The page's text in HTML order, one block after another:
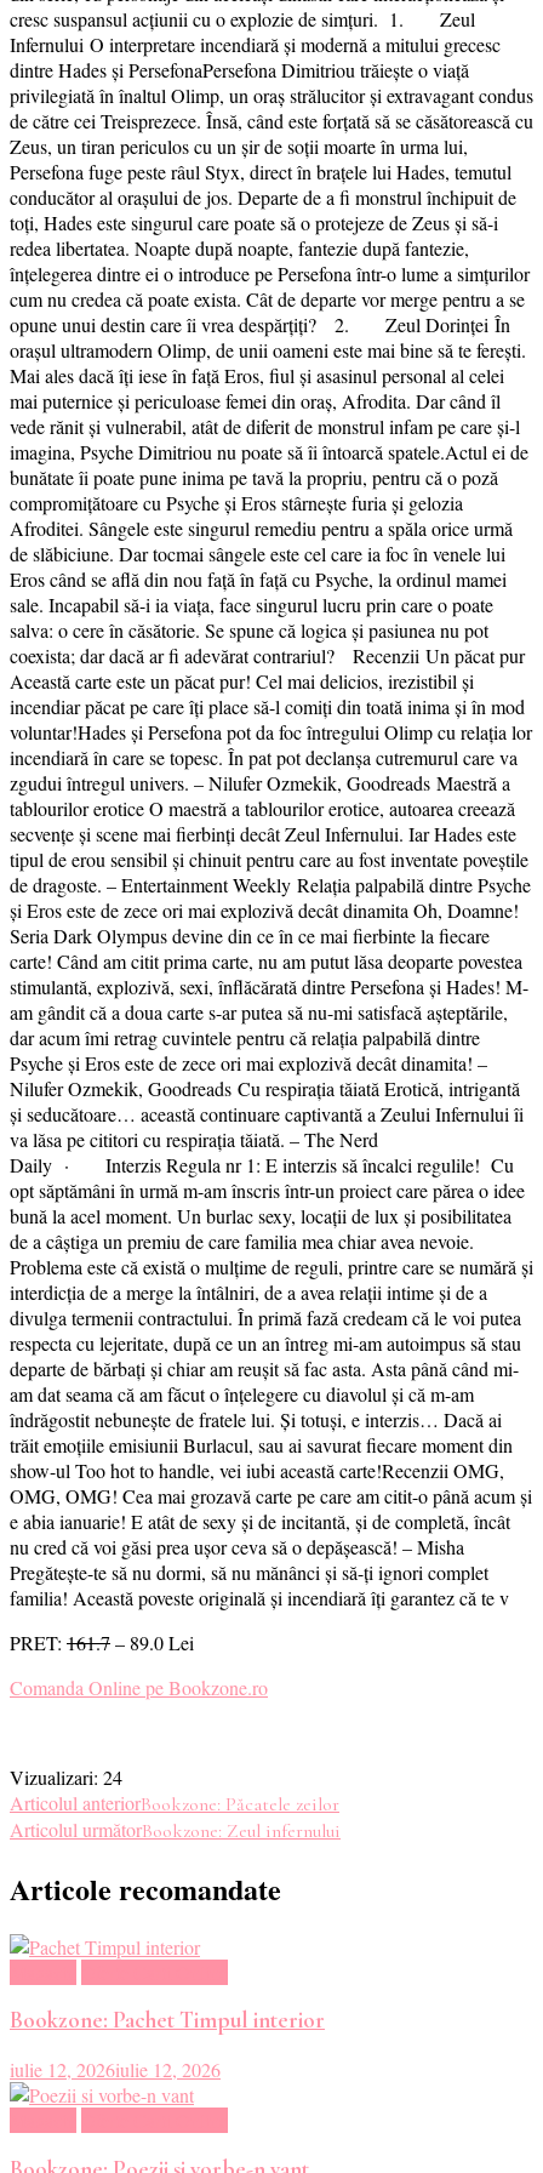
cresc suspansul acțiunii cu o explozie de simțuri. 1. Zeul
Infernului O interpretare incendiară și modernă a mitului grecesc
dintre Hades și PersefonaPersefona Dimitriou trăiește o viață
privilegiată în înaltul Olimp, un oraș strălucitor și extravagant condus
de către cei Treisprezece. Însă, când este forțată să se căsătorească cu
Zeus, un tiran periculos cu un șir de soții moarte în urma lui,
Persefona fuge peste râul Styx, direct în brațele lui Hades, temutul
conducător al orașului de jos. Departe de a fi monstrul închipuit de
toți, Hades este singurul care poate să o protejeze de Zeus și să-i
redea libertatea. Noapte după noapte, fantezie după fantezie,
înțelegerea dintre ei o introduce pe Persefona într-o lume a simțurilor
cum nu credea că poate exista. Cât de departe vor merge pentru a se
opune unui destin care îi vrea despărțiți? 2. Zeul Dorinței În
orașul ultramodern Olimp, de unii oameni este mai bine să te ferești.
Mai ales dacă îți iese în față Eros, fiul și asasinul personal al celei
mai puternice și periculoase femei din oraș, Afrodita. Dar când îl
vede rănit și vulnerabil, atât de diferit de monstrul infam pe care și-l
imagina, Psyche Dimitriou nu poate să îi întoarcă spatele.Actul ei de
bunătate îi poate pune inima pe tavă la propriu, pentru că o poză
compromițătoare cu Psyche și Eros stârnește furia şi gelozia
Afroditei. Sângele este singurul remediu pentru a spăla orice urmă
de slăbiciune. Dar tocmai sângele este cel care ia foc în venele lui
Eros când se află din nou față în față cu Psyche, la ordinul mamei
sale. Incapabil să-i ia viața, face singurul lucru prin care o poate
salva: o cere în căsătorie. Se spune că logica și pasiunea nu pot
coexista; dar dacă ar fi adevărat contrariul? Recenzii Un păcat pur
Această carte este un păcat pur! Cel mai delicios, irezistibil și
incendiar păcat pe care îți place să-l comiți din toată inima și în mod
voluntar!Hades și Persefona pot da foc întregului Olimp cu relația lor
incendiară în care se topesc. În pat pot declanșa cutremurul care va
zgudui întregul univers. – Nilufer Ozmekik, Goodreads Maestră a
tablourilor erotice O maestră a tablourilor erotice, autoarea creează
secvențe și scene mai fierbinți decât Zeul Infernului. Iar Hades este
tipul de erou sensibil și chinuit pentru care au fost inventate poveștile
de dragoste. – Entertainment Weekly Relația palpabilă dintre Psyche
și Eros este de zece ori mai explozivă decât dinamita Oh, Doamne!
Seria Dark Olympus devine din ce în ce mai fierbinte la fiecare
carte! Când am citit prima carte, nu am putut lăsa deoparte povestea
stimulantă, explozivă, sexi, înflăcărată dintre Persefona și Hades! M-
am gândit că a doua carte s-ar putea să nu-mi satisfacă așteptările,
dar acum îmi retrag cuvintele pentru că relația palpabilă dintre
Psyche și Eros este de zece ori mai explozivă decât dinamita! –
Nilufer Ozmekik, Goodreads Cu respirația tăiată Erotică, intrigantă
și seducătoare… această continuare captivantă a Zeului Infernului îi
va lăsa pe cititori cu respirația tăiată. – The Nerd
Daily · Interzis Regula nr 1: E interzis să încalci regulile! Cu
opt săptămâni în urmă m-am înscris într-un proiect care părea o idee
bună la acel moment. Un burlac sexy, locații de lux și posibilitatea
de a câștiga un premiu de care familia mea chiar avea nevoie.
Problema este că există o mulțime de reguli, printre care se numără și
interdicția de a merge la întâlniri, de a avea relații intime și de a
divulga termenii contractului. În primă fază credeam că le voi putea
respecta cu lejeritate, după ce un an întreg mi-am autoimpus să stau
departe de bărbați și chiar am reușit să fac asta. Asta până când mi-
am dat seama că am făcut o înțelegere cu diavolul și că m-am
îndrăgostit nebunește de fratele lui. Și totuși, e interzis… Dacă ai
trăit emoțiile emisiunii Burlacul, sau ai savurat fiecare moment din
show-ul Too hot to handle, vei iubi această carte!Recenzii OMG,
OMG, OMG! Cea mai grozavă carte pe care am citit-o până acum și
e abia ianuarie! E atât de sexy și de incitantă, și de completă, încât
nu cred că voi găsi prea ușor ceva să o depășească! – Misha
Pregătește-te să nu dormi, să nu mănânci și să-ți ignori complet
familia! Această poveste originală și incendiară îți garantez că te v
PRET: 161.7– 89.0 Lei
Comanda Online pe Bookzone.ro
Vizualizari: 24
Navigare
în
articole
Articolul anteriorBookzone: Păcatele zeilor
Articolul următorBookzone: Zeul infernului
Articole recomandate
Bookzone: Pachet Timpul interior
iulie 12, 2026iulie 12, 2026